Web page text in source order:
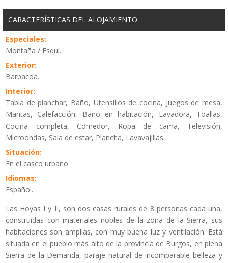
CARACTERÍSTICAS DEL ALOJAMIENTO
Especiales:
Montaña / Esquí.
Exterior:
Barbacoa.
Interior:
Tabla de planchar, Baño, Utensilios de cocina, Juegos de mesa,
Mantas, Calefacción, Baño en habitación, Lavadora, Toallas,
Cocina completa, Comedor, Ropa de cama, Televisión,
Microondas, Sala de estar, Plancha, Lavavajillas.
Situación:
En el casco urbano.
Idiomas:
Español.
Las Hoyas I y II, son dos casas rurales de 8 personas cada una,
construídas con materiales nobles de la zona de la Sierra, sus
habitaciones son amplias, con muy buena luz y ventilación. Está
situada en el pueblo más alto de la provincia de Burgos, en plena
Sierra de la Demanda, paraje natural de incomparable belleza y